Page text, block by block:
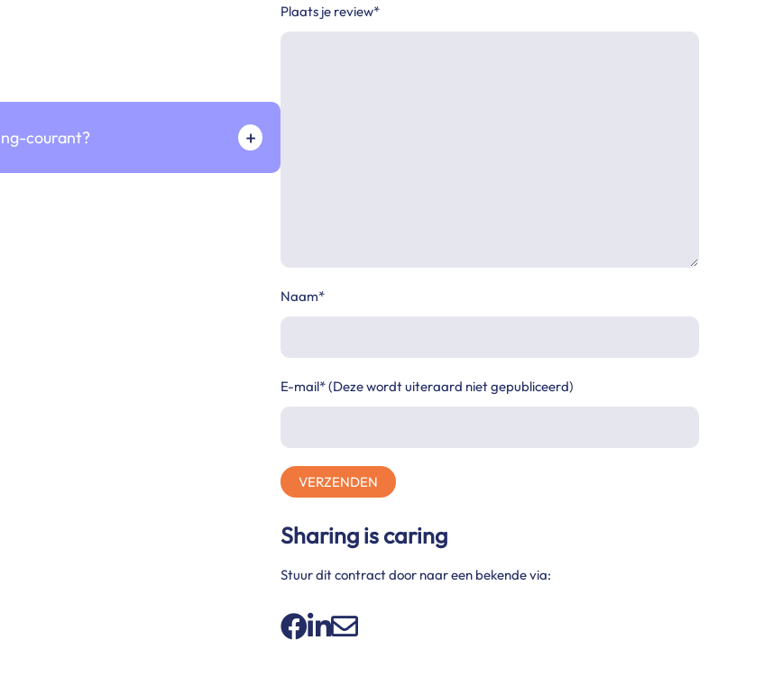
courant? +
Plaats je review*
Naam*
E-mail* (Deze wordt uiteraard niet gepubliceerd)
VERZENDEN
Sharing is caring
Stuur dit contract door naar een bekende via: